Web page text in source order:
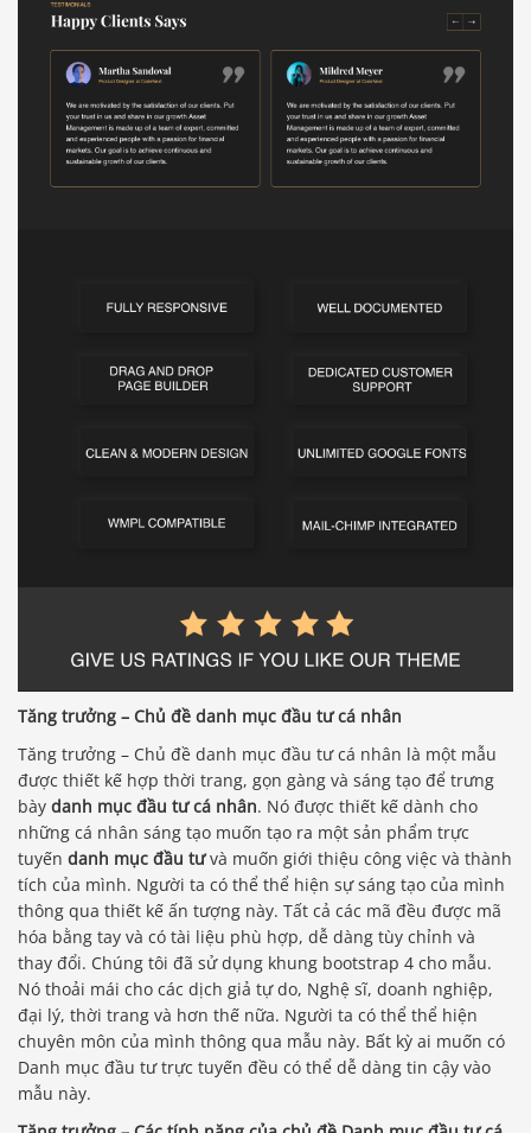
Tăng trưởng – Chủ đề danh mục đầu tư cá nhân
Tăng trưởng – Chủ đề danh mục đầu tư cá nhân là một mẫu
được thiết kế hợp thời trang, gọn gàng và sáng tạo để trưng
bày danh mục đầu tư cá nhân. Nó được thiết kế dành cho
những cá nhân sáng tạo muốn tạo ra một sản phẩm trực
tuyến danh mục đầu tưvà muốn giới thiệu công việc và thành
tích của mình. Người ta có thể thể hiện sự sáng tạo của mình
thông qua thiết kế ấn tượng này. Tất cả các mã đều được mã
hóa bằng tay và có tài liệu phù hợp, dễ dàng tùy chỉnh và
thay đổi. Chúng tôi đã sử dụng khung bootstrap 4 cho mẫu.
Nó thoải mái cho các dịch giả tự do, Nghệ sĩ, doanh nghiệp,
đại lý, thời trang và hơn thế nữa. Người ta có thể thể hiện
chuyên môn của mình thông qua mẫu này. Bất kỳ ai muốn có
Danh mục đầu tư trực tuyến đều có thể dễ dàng tin cậy vào
mẫu này.